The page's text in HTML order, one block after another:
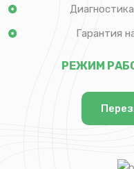
Гарантия
РЕЖИМ